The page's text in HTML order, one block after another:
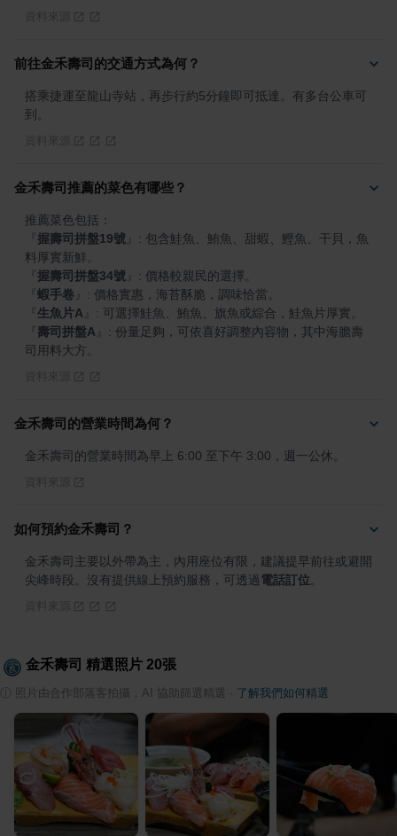
前往金禾壽司的交通方式為何？
搭乘捷運至龍山寺站，再步行約5分鐘即可抵達。有多台公車可
到。
金禾壽司推薦的菜色有哪些？
握壽司拼盤19號
: 包含鮭魚、鮪魚、甜蝦、鰹魚、干貝，魚
握壽司拼盤34號
蝦手卷
生魚片A
壽司拼盤A
: 份量足夠，可依喜好調整內容物，其中海膽壽
司用料大方。
金禾壽司的營業時間為何？
金禾壽司的營業時間為早上 6:00 至下午 3:00，週一公休。
如何預約金禾壽司？
金禾壽司主要以外帶為主，內用座位有限，建議提早前往或避開
尖峰時段。沒有提供線上預約服務，可透過電話訂位
金禾壽司 精選照片 20張
照片由合作部落客拍攝，AI 協助篩選精選 了解我們如何精選